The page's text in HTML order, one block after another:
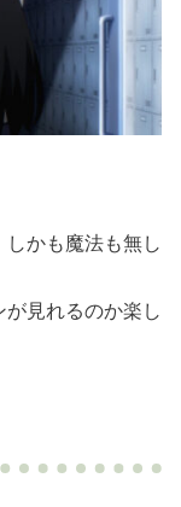
かも魔法も無し
見れるのか楽し